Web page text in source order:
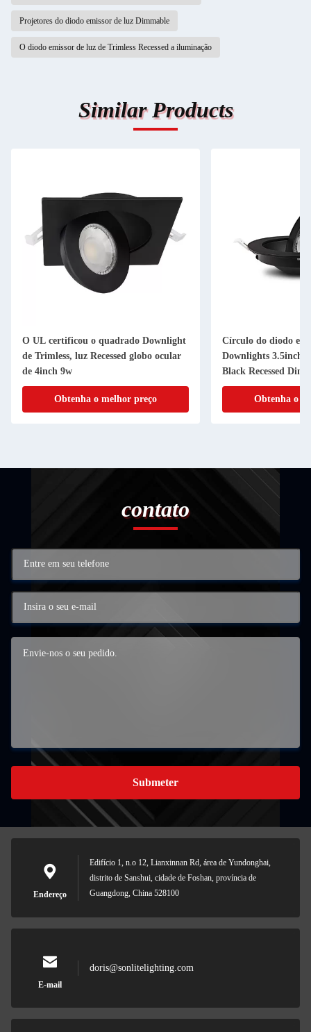
Projetores do diodo emissor de luz Dimmable
O diodo emissor de luz de Trimless Recessed a iluminação
Similar Products
O UL certificou o quadrado Downlight
de Trimless, luz Recessed globo ocular
de 4inch 9w
Obtenha o melhor preço
Círculo do diodo
Downlights 3.5inch
Black Recessed
Obtenha o
contato
Submeter
Endereço
Edifício 1, n.o 12, Lianxinnan Rd, área de Yundonghai,
distrito de Sanshui, cidade de Foshan, província de
Guangdong, China 528100
E-mail
doris@sonlitelighting.com